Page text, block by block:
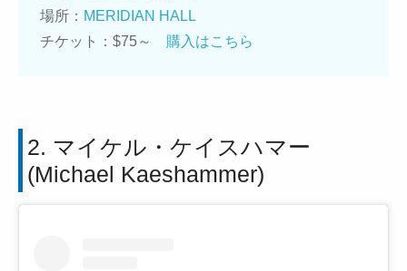
場所： MERIDIAN HALL
チケット：$75～ 購入はこちら
2. マイケル・ケイスハマー
(Michael Kaeshammer)